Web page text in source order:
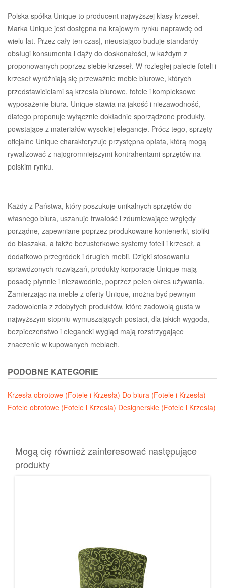
Polska spółka Unique to producent najwyższej klasy krzeseł.
Marka Unique jest dostępna na krajowym rynku naprawdę od
wielu lat. Przez cały ten czas|, nieustająco buduje standardy
obsługi konsumenta i dąży do doskonałości, w każdym z
proponowanych poprzez siebie krzeseł. W rozległej palecie foteli i
krzeseł wyróżniają się przeważnie meble biurowe, których
przedstawicielami są krzesła biurowe, fotele i kompleksowe
wyposażenie biura. Unique stawia na jakość i niezawodność,
dlatego proponuje wyłącznie dokładnie sporządzone produkty,
powstające z materiałów wysokiej elegancje. Prócz tego, sprzęty
oficjalne Unique charakteryzuje przystępna opłata, którą mogą
rywalizować z najogromniejszymi kontrahentami sprzętów na
polskim rynku.
Każdy z Państwa, który poszukuje unikalnych sprzętów do
własnego biura, uszanuje trwałość i zdumiewające względy
porządne, zapewniane poprzez produkowane kontenerki, stoliki
do blaszaka, a także bezusterkowe systemy foteli i krzeseł, a
dodatkowo przegródek i drugich mebli. Dzięki stosowaniu
sprawdzonych rozwiązań, produkty korporacje Unique mają
posadę płynnie i niezawodnie, poprzez pełen okres używania.
Zamierzając na meble z oferty Unique, można być pewnym
zadowolenia z zdobytych produktów, które zadowolą gusta w
najwyższym stopniu wymuszających postaci, dla jakich wygoda,
bezpieczeństwo i elegancki wygląd mają rozstrzygające
znaczenie w kupowanych meblach.
PODOBNE KATEGORIE
Krzesła obrotowe (Fotele i Krzesła) Do biura (Fotele i Krzesła)
Fotele obrotowe (Fotele i Krzesła) Designerskie (Fotele i Krzesła)
Mogą cię również zainteresować następujące
produkty